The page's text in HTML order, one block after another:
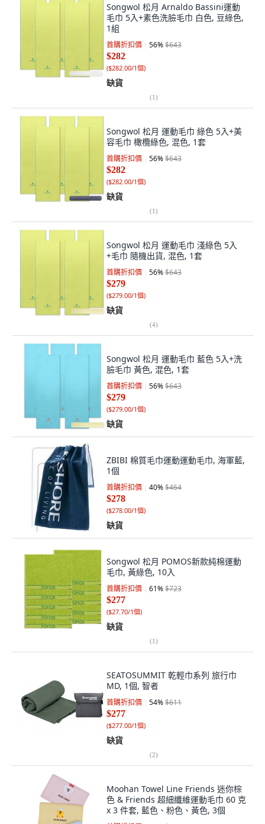
Songwol 松月 Arnaldo Bassini運動
毛巾 5入+素色洗臉毛巾 白色, 豆綠色,
1組
首購折扣價 56%$643
$282
($282.00/1個)
缺貨
(1)
Songwol 松月 運動毛巾 綠色 5入+美
容毛巾 橄欖綠色, 混色, 1套
首購折扣價 56%$643
$282
($282.00/1個)
缺貨
(1)
Songwol 松月 運動毛巾 淺綠色 5入
+毛巾 隨機出貨, 混色, 1套
首購折扣價 56%$643
$279
($279.00/1個)
缺貨
(4)
Songwol 松月 運動毛巾 藍色 5入+洗
臉毛巾 黃色, 混色, 1套
首購折扣價 56%$643
$279
($279.00/1個)
缺貨
ZBIBI 棉質毛巾運動運動毛巾, 海軍藍,
1個
首購折扣價 40%$464
$278
($278.00/1個)
缺貨
Songwol 松月 POMOS新款純棉運動
毛巾, 黃綠色, 10入
首購折扣價 61%$723
$277
($27.70/1個)
缺貨
(1)
SEATOSUMMIT 乾輕巾系列 旅行巾
MD, 1個, 智者
首購折扣價 54%$611
$277
($277.00/1個)
缺貨
(2)
Moohan Towel Line Friends 迷你棕
色 & Friends 超細纖維運動毛巾 60 克
x 3 件套, 藍色、粉色、黃色, 3個